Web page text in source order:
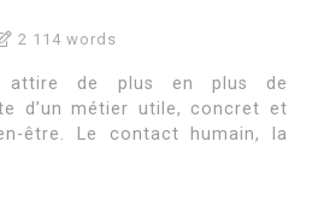
2 269 words
attire souvent ceux
la création, le concret et la
espaces. C’est un métier où